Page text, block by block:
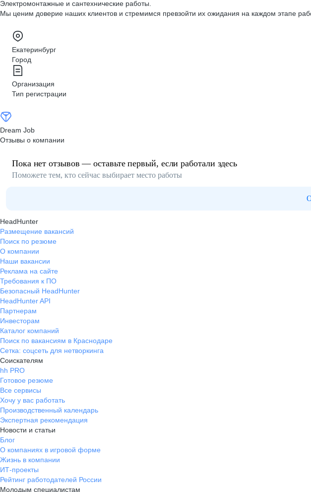
Электромонтажные и сантехнические работы.
Мы ценим доверие наших клиентов и стремимся превзойти их ожидания на каждом этапе
Екатеринбург
Город
Организация
Тип регистрации
Dream Job
Отзывы о компании
Пока нет отзывов — оставьте первый, если работали здесь
Поможете тем, кто сейчас выбирает место работы
HeadHunter
Размещение вакансий
Поиск по резюме
О компании
Наши вакансии
Реклама на сайте
Требования к ПО
Безопасный HeadHunter
HeadHunter API
Партнерам
Инвесторам
Каталог компаний
Поиск по вакансиям в Краснодаре
Сетка: соцсеть для нетворкинга
Соискателям
hh PRO
Готовое резюме
Все сервисы
Хочу у вас работать
Производственный календарь
Экспертная рекомендация
Новости и статьи
Блог
О компаниях в игровой форме
Жизнь в компании
ИТ-проекты
Рейтинг работодателей России
Молодым специалистам